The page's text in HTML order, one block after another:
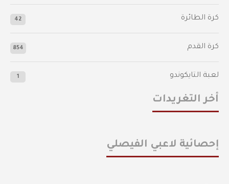
كرة الطائرة 42
كرة القدم 854
لعبة التايكوندو 1
أخر التغريدات
إحصائية لاعبي الفيصلي